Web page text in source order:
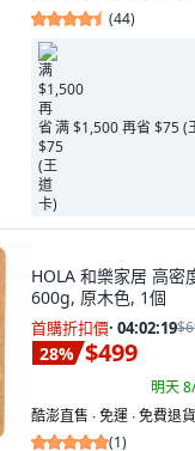
(44)
满 $1,500 再省 $75 (
HOLA 和樂家居 高密
600g, 原木色, 1個
首購折扣價· 04:02:18
28% $499
明天
酷澎直售 ∙ 免運 ∙ 免費退貨
(1)